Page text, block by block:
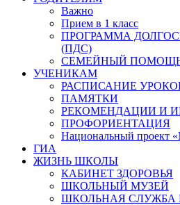
Важно
Прием в 1 класс
ПРОГРАММА
(ПДС)
СЕМЕЙНЫЙ
УЧЕНИКАМ
РАСПИСАНИЕ
ПАМЯТКИ
РЕКОМЕНДАЦИИ И
ПРОФОРИЕНТАЦИЯ
Национальный проект
ГИА
ЖИЗНЬ ШКОЛЫ
КАБИНЕТ ЗДОРОВЬЯ
ШКОЛЬНЫЙ МУЗЕЙ
ШКОЛЬНАЯ СЛУЖБА